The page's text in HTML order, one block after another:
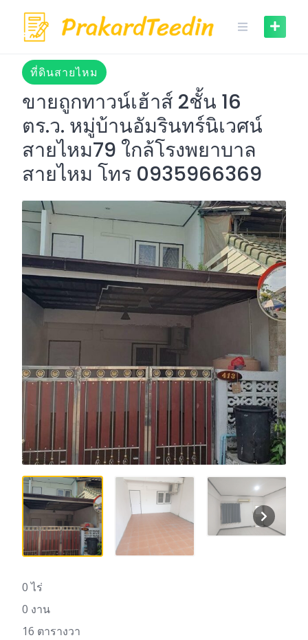
content
ที่ดินสายไหม
ขายถูกทาวน์เฮ้าส์ 2ชั้น 16
ตร.ว. หมู่บ้านอัมรินทร์นิเวศน์
สายไหม79 ใกล้โรงพยาบาล
สายไหม โทร 0935966369
0 ไร่
0 งาน
16 ตารางวา